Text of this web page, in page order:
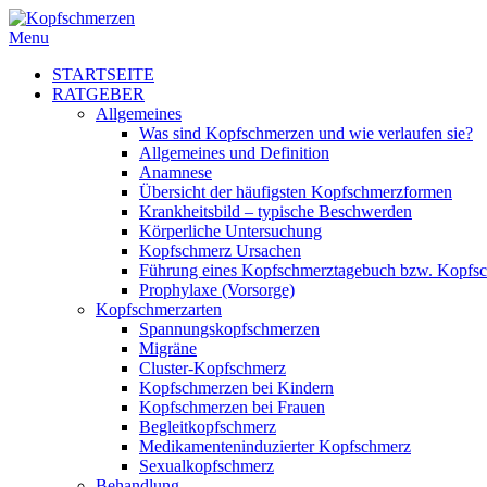
Menu
STARTSEITE
RATGEBER
Allgemeines
Was sind Kopfschmerzen und wie verlaufen sie?
Allgemeines und Definition
Anamnese
Übersicht der häufigsten Kopfschmerzformen
Krankheitsbild – typische Beschwerden
Körperliche Untersuchung
Kopfschmerz Ursachen
Führung eines Kopfschmerztagebuch bzw.
Prophylaxe (Vorsorge)
Kopfschmerzarten
Spannungskopfschmerzen
Migräne
Cluster-Kopfschmerz
Kopfschmerzen bei Kindern
Kopfschmerzen bei Frauen
Begleitkopfschmerz
Medikamenteninduzierter Kopfschmerz
Sexualkopfschmerz